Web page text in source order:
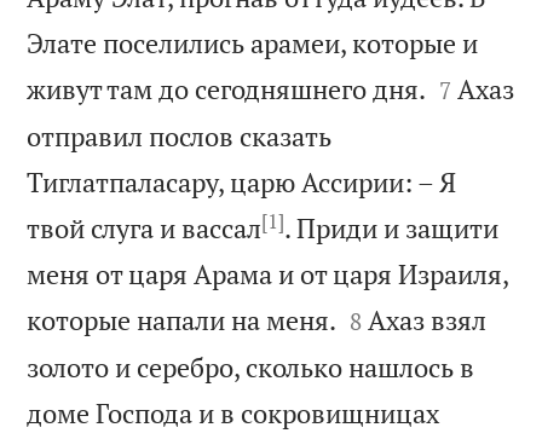
Элате поселились арамеи, которые и
живут там до сегодняшнего дня. 

7 Ахаз
отправил послов сказать
Тиглатпаласару, царю Ассирии: – Я
твой слуга и вассал[1]. Приди и защити
меня от царя Арама и от царя Израиля,
которые напали на меня. 

8 Ахаз взял
золото и серебро, сколько нашлось в
доме Господа и в сокровищницах